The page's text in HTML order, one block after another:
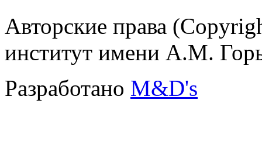
Авторские права
институт имени А.М.
Разработано M&D's